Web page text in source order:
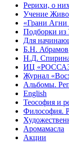
Рерихи, о
Учение
«Грани Агни
Подборки
Для
Б.Н. Абрамов
Н.Д.
ИЦ
Журнал
Альбомы.
English
Теософия и
Философия.
Аромамасла
Акции